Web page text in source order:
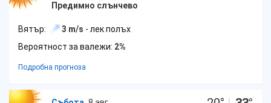
Предимно слънчево
Вятър: 3 m/s - лек полъх
Вероятност за валежи: 2%
Подробна прогноза